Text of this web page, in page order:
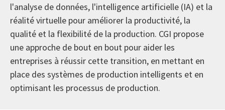
l'analyse de données, l'intelligence artificielle (IA) et la
réalité virtuelle pour améliorer la productivité, la
qualité et la flexibilité de la production. CGI propose
une approche de bout en bout pour aider les
entreprises à réussir cette transition, en mettant en
place des systèmes de production intelligents et en
optimisant les processus de production.